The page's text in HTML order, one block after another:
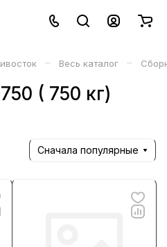
– Весь каталог –
( 750 кг)
Сначала популярные